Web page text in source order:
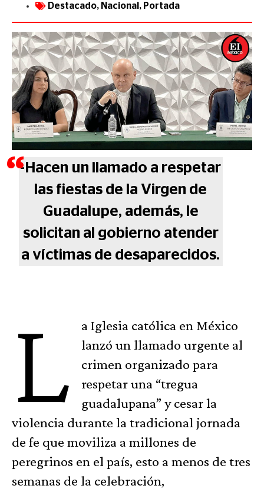
Destacado, Nacional , Portada
-Hacen un llamado a respetar
las fiestas de la Virgen de
Guadalupe, además, le
solicitan al gobierno atender
a víctimas de desaparecidos.
L
a Iglesia católica en México
lanzó un llamado urgente al
crimen organizado para
respetar una “tregua
guadalupana” y cesar la
violencia durante la tradicional jornada
de fe que moviliza a millones de
peregrinos en el país, esto a menos de tres
semanas de la celebración,